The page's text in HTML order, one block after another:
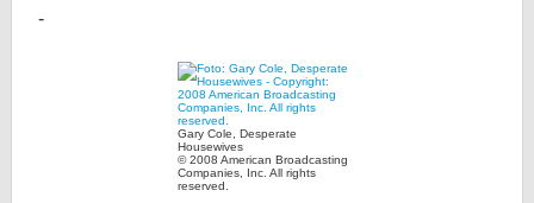
Gary Cole, Desperate
Housewives
© 2008 American Broadcasting
Companies, Inc. All rights
reserved.
Forum
bei X